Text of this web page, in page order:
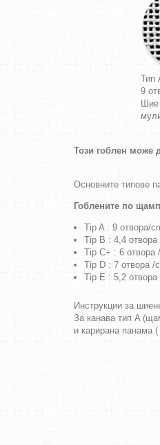
Тип
9
Шие
Този гоблен може
Основните типове
Гоблените по
Tip A : 9 отвора/
Tip B : 4,4
Tip C+ : 6 отвора
Tip D : 7 отвора /
Tip E : 5,2
Инструкции за
За канава тип A
и карирана панама